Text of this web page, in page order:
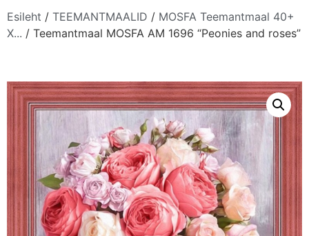
Esileht / TEEMANTMAALID / MOSFA Teemantmaal 40+
X... / Teemantmaal MOSFA AM 1696 “Peonies and roses”